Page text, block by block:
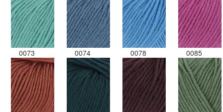
0073 0074 0078 0085